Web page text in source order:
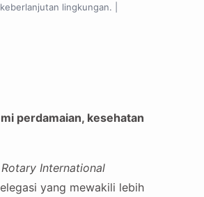
lingkungan. |
perdamaian, kesehatan
Rotary International
yang mewakili lebih